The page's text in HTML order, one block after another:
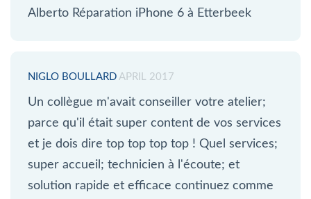
Alberto Réparation iPhone 6 à Etterbeek
NIGLO BOULLARD APRIL 2017
Un collègue m'avait conseiller votre atelier;
parce qu'il était super content de vos services
et je dois dire top top top top ! Quel services;
super accueil; technicien à l'écoute; et
solution rapide et efficace continuez comme